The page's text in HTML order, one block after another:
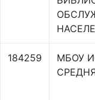
184259
МБОУ